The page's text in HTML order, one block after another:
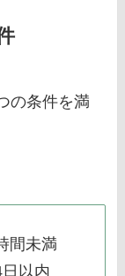
の条件を満
間未満
以内